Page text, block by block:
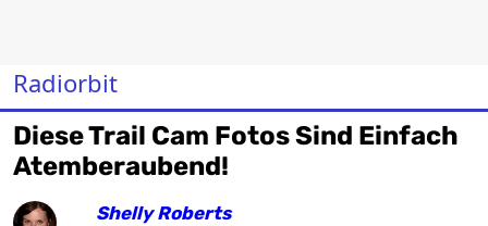
Radiorbit
Diese Trail Cam Fotos Sind Einfach
Atemberaubend!
Shelly Roberts